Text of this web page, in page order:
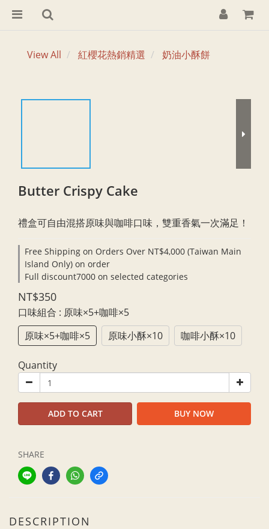
View All 紅櫻花熱銷精選 奶油小酥餅
Butter Crispy Cake
禮盒可自由混搭原味與咖啡口味，雙重香氣一次滿足！
Free Shipping on Orders Over NT$4,000 (Taiwan Main
Island Only) on order
Full discount7000 on selected categories
NT$350
口味組合 : 原味×5+咖啡×5
原味×5+咖啡×5
原味小酥×10 咖啡小酥×10
Quantity
ADD TO CART BUY NOW
SHARE
DESCRIPTION